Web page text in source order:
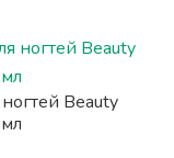
Beauty